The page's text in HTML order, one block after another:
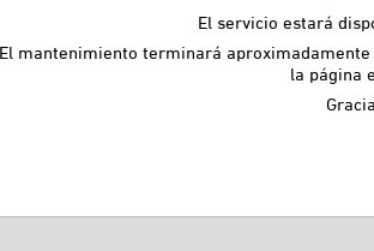
El servicio estará
El mantenimiento terminará
la página